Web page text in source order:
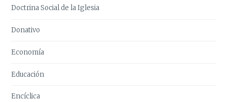
Doctrina Social de la Iglesia
Donativo
Economía
Educación
Encíclica